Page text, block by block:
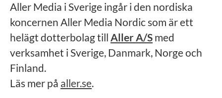
Aller Media i Sverige ingår i den nordiska
koncernen Aller Media Nordic som är ett
helägt dotterbolag till Aller A/S med
verksamhet i Sverige, Danmark, Norge och
Finland.
Läs mer på aller.se.